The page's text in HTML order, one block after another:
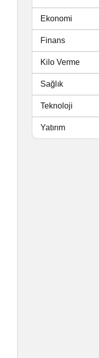
Ekonomi
Finans
Kilo Verme
Sağlık
Teknoloji
Yatırım